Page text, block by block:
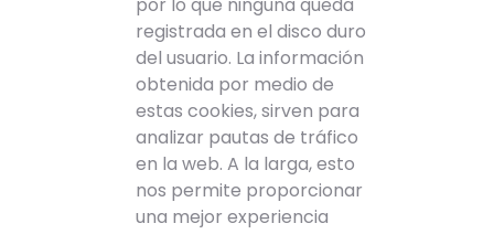
registrada en el disco duro
del usuario. La información
obtenida por medio de
estas cookies, sirven para
analizar pautas de tráfico
en la web. A la larga, esto
nos permite proporcionar
una mejor experiencia